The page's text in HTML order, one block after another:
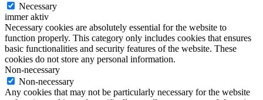
Necessary
immer aktiv
Necessary cookies are absolutely essential for the website to
function properly. This category only includes cookies that ensures
basic functionalities and security features of the website. These
cookies do not store any personal information.
Non-necessary
Non-necessary
Any cookies that may not be particularly necessary for the website